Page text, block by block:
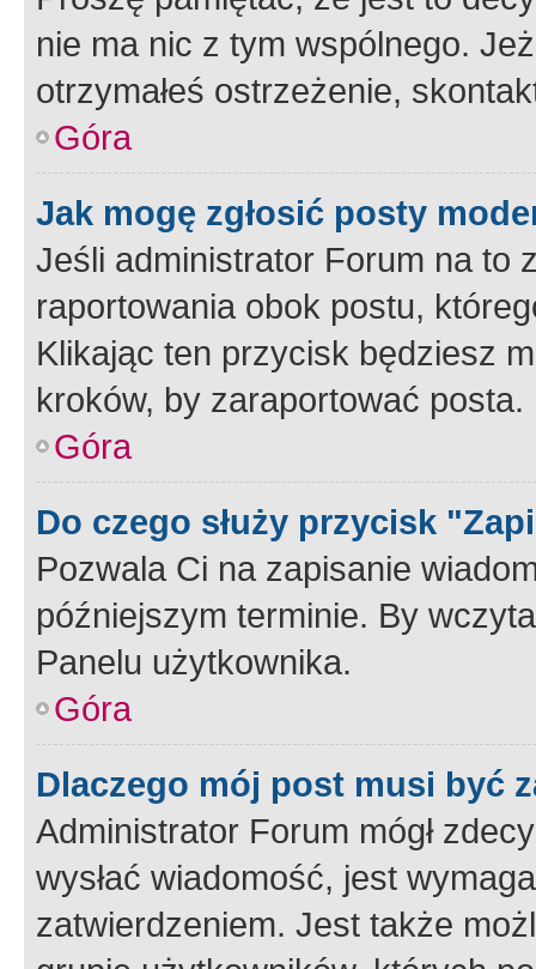
nie ma nic z tym wspólnego.
otrzymałeś ostrzeżenie,
Góra
Jak mogę zgłosić posty
Jeśli administrator Forum na to
raportowania obok postu,
Klikając ten przycisk będziesz
kroków, by zaraportować posta.
Góra
Do czego służy przycisk
Pozwala Ci na zapisanie
późniejszym terminie. By
Panelu użytkownika.
Góra
Dlaczego mój post musi być
Administrator Forum mógł
wysłać wiadomość, jest
zatwierdzeniem. Jest także